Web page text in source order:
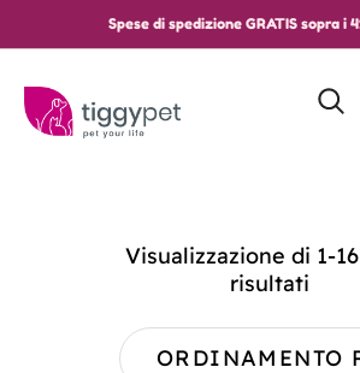
Spese di spedizione GRATIS sopra i
Visualizzazione di 1-
risultati